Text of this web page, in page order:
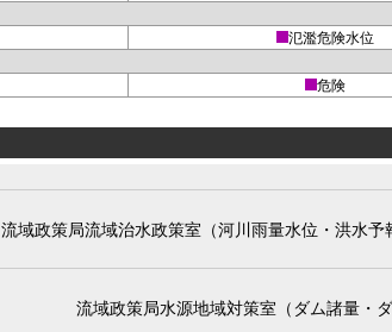
氾濫危険水位
危険
流域政策局流域治水政策室（河川雨量水位・洪水予
流域政策局水源地域対策室（ダム諸量・ダ